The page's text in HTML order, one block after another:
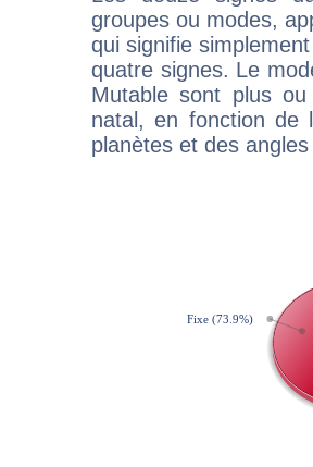
groupes ou modes,
qui signifie
quatre signes. Le
Mutable sont plus
natal, en fonction de
planètes et des